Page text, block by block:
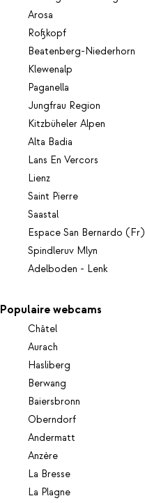
Arosa
Roßkopf
Beatenberg-Niederhorn
Klewenalp
Paganella
Jungfrau Region
Kitzbüheler Alpen
Alta Badia
Lans En Vercors
Lienz
Saint Pierre
Saastal
Espace San Bernardo (Fr)
Spindleruv Mlyn
Adelboden - Lenk
Populaire webcams
Châtel
Aurach
Hasliberg
Berwang
Baiersbronn
Oberndorf
Andermatt
Anzère
La Bresse
La Plagne